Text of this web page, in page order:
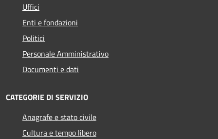
Uffici
Enti e fondazioni
Politici
Personale Amministrativo
Documenti e dati
CATEGORIE DI SERVIZIO
Anagrafe e stato civile
Cultura e tempo libero